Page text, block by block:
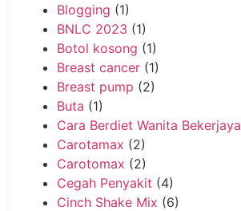
Blogging (1)
BNLC 2023 (1)
Botol kosong (1)
Breast cancer (1)
Breast pump (2)
Buta (1)
Cara Berdiet Wanita Bekerjaya
Carotamax (2)
Carotomax (2)
Cegah Penyakit (4)
Cinch Shake Mix (6)